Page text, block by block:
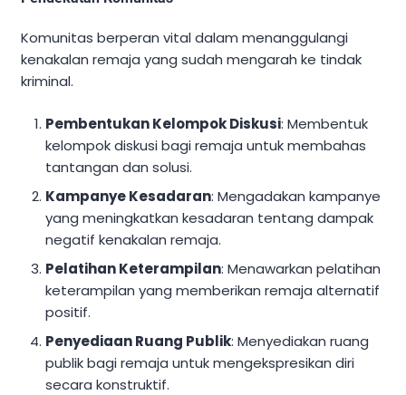
Komunitas berperan vital dalam menanggulangi
kenakalan remaja yang sudah mengarah ke tindak
kriminal.
Pembentukan Kelompok Diskusi: Membentuk
kelompok diskusi bagi remaja untuk membahas
tantangan dan solusi.
Kampanye Kesadaran: Mengadakan kampanye
yang meningkatkan kesadaran tentang dampak
negatif kenakalan remaja.
Pelatihan Keterampilan: Menawarkan pelatihan
keterampilan yang memberikan remaja alternatif
positif.
Penyediaan Ruang Publik: Menyediakan ruang
publik bagi remaja untuk mengekspresikan diri
secara konstruktif.